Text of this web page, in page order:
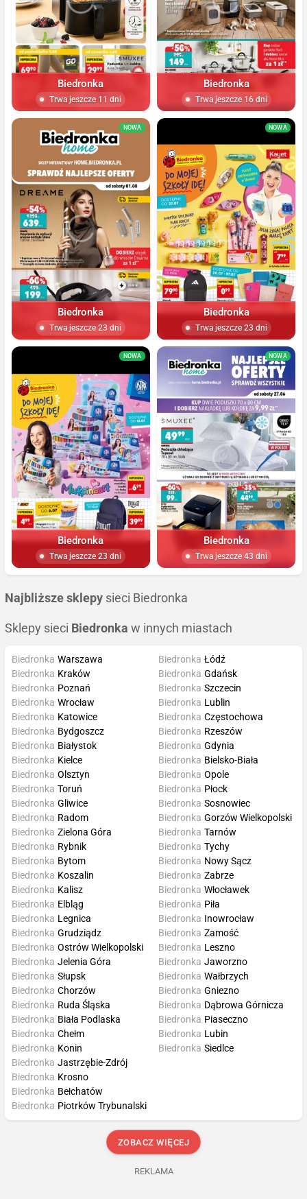
Biedronka
Trwa jeszcze 11 dni
Biedronka
Trwa jeszcze 16 dni
NOWA
Biedronka
Trwa jeszcze 23 dni
NOWA
Biedronka
Trwa jeszcze 23 dni
NOWA
Biedronka
Trwa jeszcze 23 dni
NOWA
Biedronka
Trwa jeszcze 43 dni
Najbliższe sklepy sieci Biedronka
Sklepy sieci Biedronka w innych miastach
Biedronka Warszawa
Biedronka Kraków
Biedronka Poznań
Biedronka Wrocław
Biedronka Łódź
Biedronka Gdańsk
Biedronka Szczecin
Biedronka Lublin
Biedronka Katowice
Biedronka Bydgoszcz
Biedronka Białystok
Biedronka Kielce
Biedronka Częstochowa
Biedronka Rzeszów
Biedronka Gdynia
Biedronka Bielsko-Biała
Biedronka Olsztyn
Biedronka Toruń
Biedronka Gliwice
Biedronka Radom
Biedronka Opole
Biedronka Płock
Biedronka Sosnowiec
Biedronka Gorzów Wielkopolski
Biedronka Zielona Góra
Biedronka Rybnik
Biedronka Bytom
Biedronka Koszalin
Biedronka Tarnów
Biedronka Tychy
Biedronka Nowy Sącz
Biedronka Zabrze
Biedronka Kalisz
Biedronka Elbląg
Biedronka Legnica
Biedronka Grudziądz
Biedronka Włocławek
Biedronka Piła
Biedronka Inowrocław
Biedronka Zamość
Biedronka Ostrów Wielkopolski
Biedronka Jelenia Góra
Biedronka Słupsk
Biedronka Chorzów
Biedronka Leszno
Biedronka Jaworzno
Biedronka Wałbrzych
Biedronka Gniezno
Biedronka Ruda Śląska
Biedronka Biała Podlaska
Biedronka Chełm
Biedronka Konin
Biedronka Dąbrowa Górnicza
Biedronka Piaseczno
Biedronka Lubin
Biedronka Siedlce
Biedronka Jastrzębie-Zdrój
Biedronka Krosno
Biedronka Bełchatów
Biedronka Piotrków Trybunalski
ZOBACZ WIĘCEJ
REKLAMA